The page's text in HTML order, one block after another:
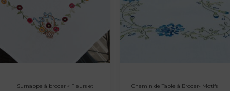
Surnappe à broder « Fleurs et
Chemin de Table à Broder- Motifs